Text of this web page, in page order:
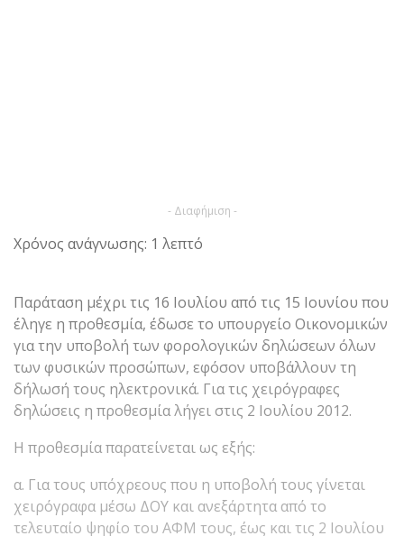
- Διαφήμιση -
Χρόνος ανάγνωσης: 1 λεπτό
Παράταση μέχρι τις 16 Ιουλίου από τις 15 Ιουνίου που
έληγε η προθεσμία, έδωσε το υπουργείο Οικονομικών
για την υποβολή των φορολογικών δηλώσεων όλων
των φυσικών προσώπων, εφόσον υποβάλλουν τη
δήλωσή τους ηλεκτρονικά. Για τις χειρόγραφες
δηλώσεις η προθεσμία λήγει στις 2 Ιουλίου 2012.
Η προθεσμία παρατείνεται ως εξής:
α. Για τους υπόχρεους που η υποβολή τους γίνεται
χειρόγραφα μέσω ΔΟΥ και ανεξάρτητα από το
τελευταίο ψηφίο του ΑΦΜ τους, έως και τις 2 Ιουλίου